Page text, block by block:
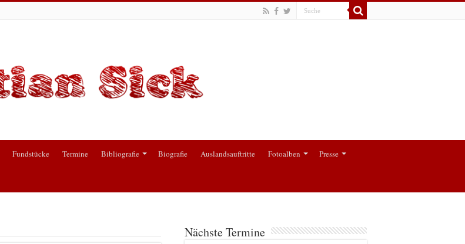
Fundstücke Termine Bibliografie Biografie Auslandsauftritte Fotoalben Presse
Nächste Termine